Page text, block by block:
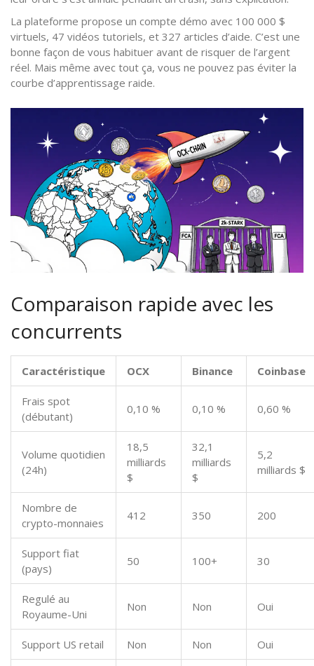
La plateforme propose un compte démo avec 100 000 $
virtuels, 47 vidéos tutoriels, et 327 articles d’aide. C’est une
bonne façon de vous habituer avant de risquer de l’argent
réel. Mais même avec tout ça, vous ne pouvez pas éviter la
courbe d’apprentissage raide.
Comparaison rapide avec les
concurrents
Caractéristique OCX Binance Coinbase
Frais spot
(débutant)
0,10 % 0,10 % 0,60 %
Volume quotidien
(24h)
18,5
milliards
$
32,1
milliards
$
5,2
milliards $
Nombre de
crypto-monnaies
412 350 200
Support fiat
(pays)
50 100+ 30
Regulé au
Royaume-Uni
Non Non Oui
Support US retail Non Non Oui